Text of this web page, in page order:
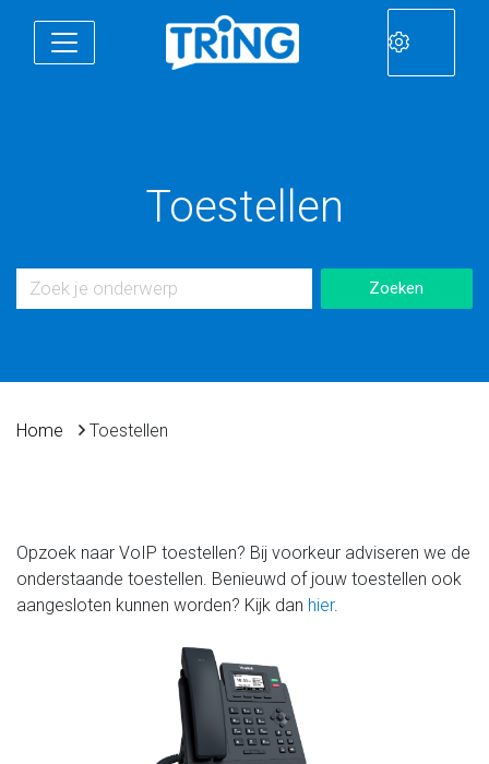
Toestellen
Home Toestellen
Opzoek naar VoIP toestellen? Bij voorkeur adviseren we de
onderstaande toestellen. Benieuwd of jouw toestellen ook
aangesloten kunnen worden? Kijk dan hier.